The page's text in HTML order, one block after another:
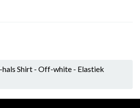
Shirt - Off-white - Elastiek